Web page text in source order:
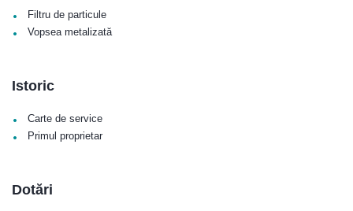
• Filtru de particule
• Vopsea metalizată
Istoric
• Carte de service
• Primul proprietar
Dotări